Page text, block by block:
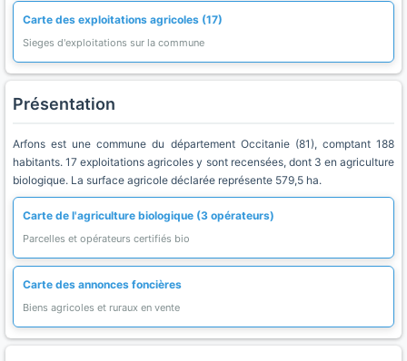
Carte des exploitations agricoles (17)
Sieges d'exploitations sur la commune
Présentation
Arfons est une commune du département Occitanie (81), comptant 188
habitants. 17 exploitations agricoles y sont recensées, dont 3 en agriculture
biologique. La surface agricole déclarée représente 579,5 ha.
Carte de l'agriculture biologique (3 opérateurs)
Parcelles et opérateurs certifiés bio
Carte des annonces foncières
Biens agricoles et ruraux en vente